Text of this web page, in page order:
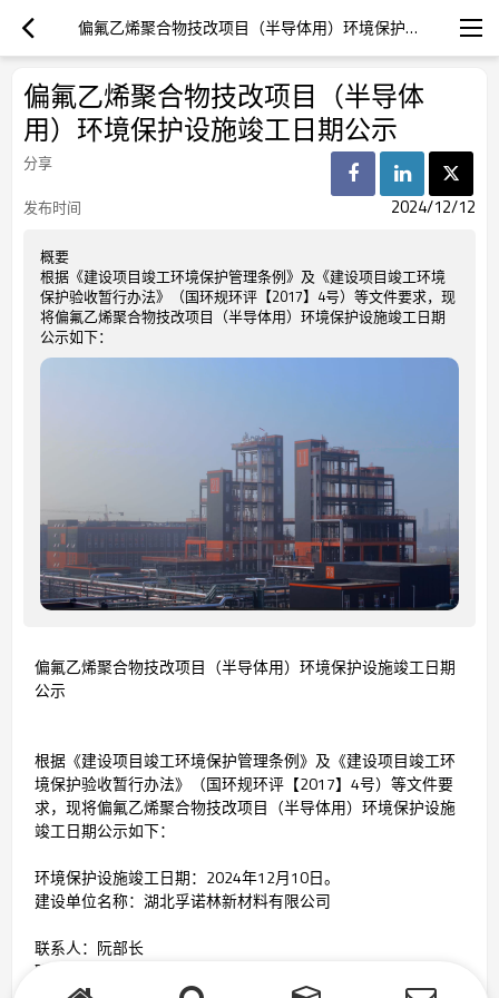
偏氟乙烯聚合物技改项目（半导体用）环境保护设施竣工日期公示
偏氟乙烯聚合物技改项目（半导体
用）环境保护设施竣工日期公示
分享
发布时间
2024/12/12
概要
根据《建设项目竣工环境保护管理条例》及《建设项目竣工环境
保护验收暂行办法》（国环规环评【2017】4号）等文件要求，现
将偏氟乙烯聚合物技改项目（半导体用）环境保护设施竣工日期
公示如下：
偏氟乙烯聚合物技改项目（半导体用）环境保护设施竣工日期
公示
根据《建设项目竣工环境保护管理条例》及《建设项目竣工环
境保护验收暂行办法》（国环规环评【2017】4号）等文件要
求，现将偏氟乙烯聚合物技改项目（半导体用）环境保护设施
竣工日期公示如下：
环境保护设施竣工日期：2024年12月10日。
建设单位名称：湖北孚诺林新材料有限公司
联系人：阮部长
联系方式：19318069254